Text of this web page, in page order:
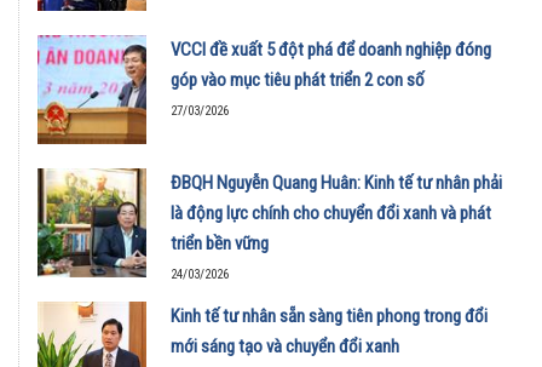
VCCI đề xuất 5 đột phá để doanh nghiệp đóng
góp vào mục tiêu phát triển 2 con số
27/03/2026
ĐBQH Nguyễn Quang Huân: Kinh tế tư nhân phải
là động lực chính cho chuyển đổi xanh và phát
triển bền vững
24/03/2026
Kinh tế tư nhân sẵn sàng tiên phong trong đổi
mới sáng tạo và chuyển đổi xanh